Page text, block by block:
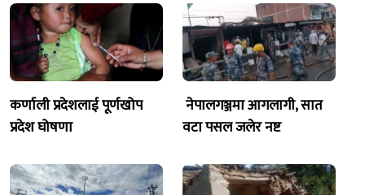
कर्णाली प्रदेशलाई पूर्णखोप
प्रदेश घोषणा
नेपालगञ्जमा आगलागी, सात
वटा पसल जलेर नष्ट